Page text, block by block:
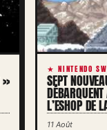
»
★ NINTENDO
SEPT
L’ESHOP DE
11 Août